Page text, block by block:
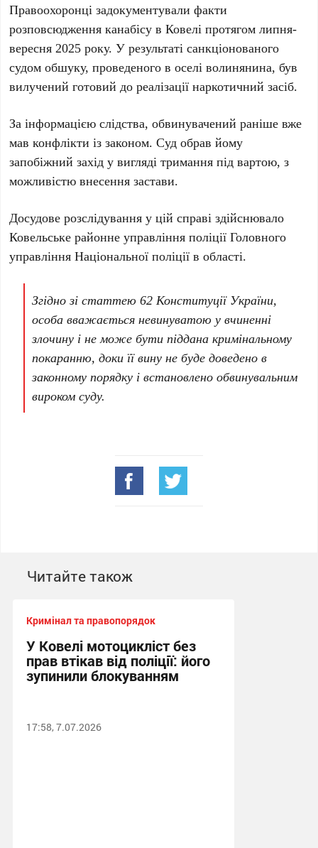
Правоохоронці задокументували факти
розповсюдження канабісу в Ковелі протягом липня-
вересня 2025 року. У результаті санкціонованого
судом обшуку, проведеного в оселі волинянина, був
вилучений готовий до реалізації наркотичний засіб.
За інформацією слідства, обвинувачений раніше вже
мав конфлікти із законом. Суд обрав йому
запобіжний захід у вигляді тримання під вартою, з
можливістю внесення застави.
Досудове розслідування у цій справі здійснювало
Ковельське районне управління поліції Головного
управління Національної поліції в області.
Згідно зі статтею 62 Конституції України,
особа вважається невинуватою у вчиненні
злочину і не може бути піддана кримінальному
покаранню, доки її вину не буде доведено в
законному порядку і встановлено обвинувальним
вироком суду.
Читайте також
Кримінал та правопорядок
У Ковелі мотоцикліст без
прав втікав від поліції: його
зупинили блокуванням
17:58, 7.07.2026